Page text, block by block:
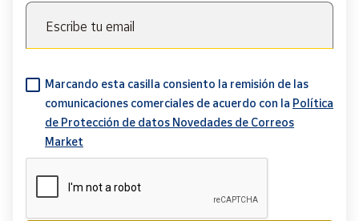
Escribe tu email
Marcando esta casilla consiento la remisión de las
comunicaciones comerciales de acuerdo con la Política
de Protección de datos Novedades de Correos
Market